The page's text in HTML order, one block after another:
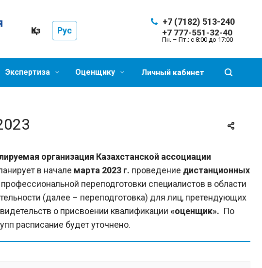
Қаз Рус
+7 (7182) 513-240
+7 777-551-32-40
Пн. – Пт.: с 8:00 до 17:00
Личный кабинет
Экспертиза Оценщику
организация Казахстанской ассоциации
в начале марта 2023 г. проведение дистанционных
переподготовки специалистов в области
(далее – переподготовка) для лиц, претендующих
о присвоении квалификации «оценщик». По
расписание будет уточнено.